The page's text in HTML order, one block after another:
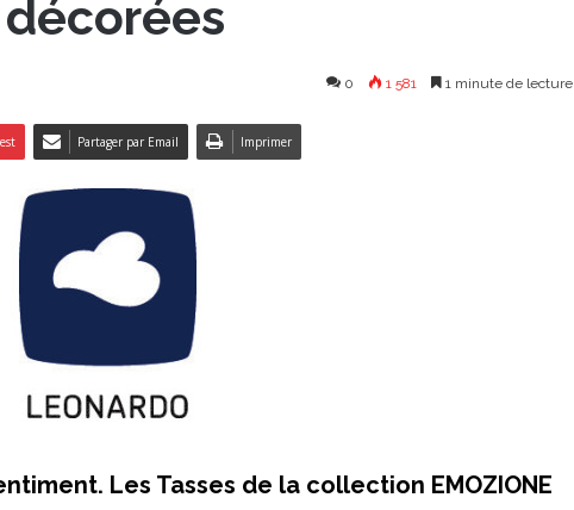
0 1 581 1 minute de lecture
Partager par Email Imprimer
Les Tasses de la collection EMOZIONE